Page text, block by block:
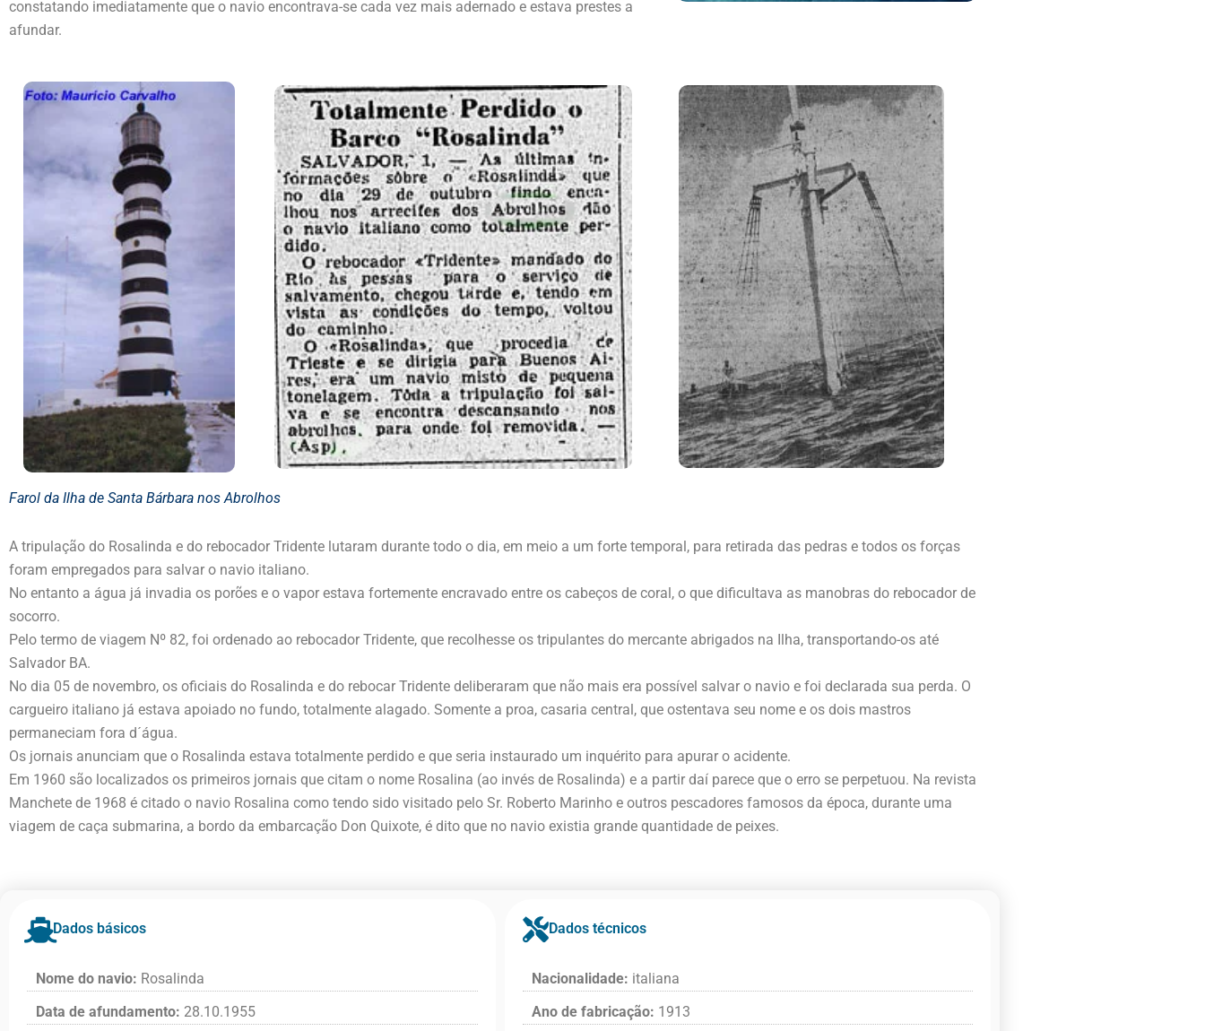
constatando imediatamente que o navio encontrava-se cada vez mais adernado e estava prestes a
afundar.
Farol da Ilha de Santa Bárbara nos Abrolhos
A tripulação do Rosalinda e do rebocador Tridente lutaram durante todo o dia, em meio a um forte temporal, para retirada das pedras e todos os forças
foram empregados para salvar o navio italiano.
No entanto a água já invadia os porões e o vapor estava fortemente encravado entre os cabeços de coral, o que dificultava as manobras do rebocador de
socorro.
Pelo termo de viagem Nº 82, foi ordenado ao rebocador Tridente, que recolhesse os tripulantes do mercante abrigados na Ilha, transportando-os até
Salvador BA.
No dia 05 de novembro, os oficiais do Rosalinda e do rebocar Tridente deliberaram que não mais era possível salvar o navio e foi declarada sua perda. O
cargueiro italiano já estava apoiado no fundo, totalmente alagado. Somente a proa, casaria central, que ostentava seu nome e os dois mastros
permaneciam fora d´água.
Os jornais anunciam que o Rosalinda estava totalmente perdido e que seria instaurado um inquérito para apurar o acidente.
Em 1960 são localizados os primeiros jornais que citam o nome Rosalina (ao invés de Rosalinda) e a partir daí parece que o erro se perpetuou. Na revista
Manchete de 1968 é citado o navio Rosalina como tendo sido visitado pelo Sr. Roberto Marinho e outros pescadores famosos da época, durante uma
viagem de caça submarina, a bordo da embarcação Don Quixote, é dito que no navio existia grande quantidade de peixes.
Dados básicos
Nome do navio: Rosalinda
Data de afundamento: 28.10.1955
Dados técnicos
Nacionalidade: italiana
Ano de fabricação: 1913